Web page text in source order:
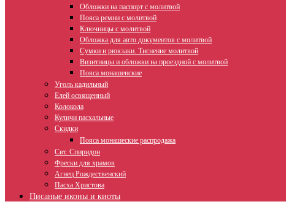
Обложки на паспорт с молитвой
Пояса ремни с молитвой
Ключницы с молитвой
Обложка для авто документов с молитвой
Сумки и рюкзаки. Тиснение молитвой
Визитницы и обложки на проездной с молитвой
Пояса монашенские
Уголь кадильный
Елей освященный
Колокола
Куличи пасхальные
Скидки
Пояса монашеские распродажа
Свт. Спиридон
Фрески для храмов
Агнец Рождественский
Пасха Христова
Писаные иконы и киоты